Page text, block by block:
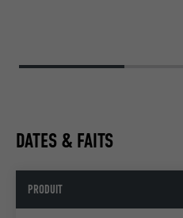
DATES & FAITS
PRODUIT